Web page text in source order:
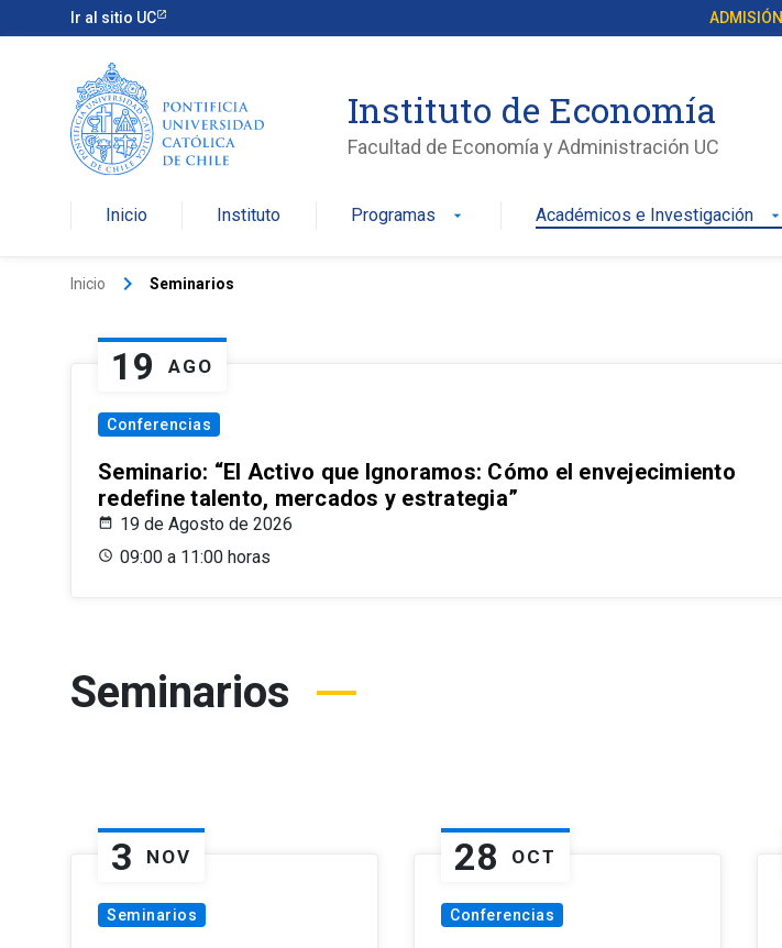
Ir al sitio UC ADMISIÓN
Instituto de Economía
Facultad de Economía y Administración UC
Inicio Instituto Programas arrow_drop_down Académicos e Investigación arrow_drop_down
Inicio keyboard_arrow_right Seminarios
19 AGO
Conferencias
Seminario: “El Activo que Ignoramos: Cómo el envejecimiento
redefine talento, mercados y estrategia”
19 de Agosto de 2026
09:00 a 11:00 horas
Seminarios
3 NOV
Seminarios
28 OCT
Conferencias